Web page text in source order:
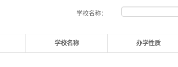
学校名称：
学校名称 办学性质